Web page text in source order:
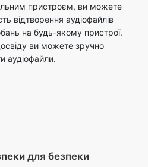
аудіофайли.
для безпеки
є конфіденційність та безпека
платформі. Немає необхідності
того, немає вимоги надавати